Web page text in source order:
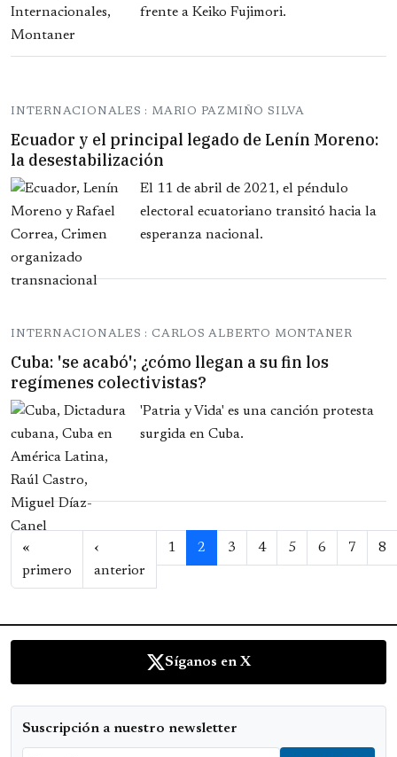
frente a Keiko Fujimori.
INTERNACIONALES : MARIO PAZMIÑO SILVA
Ecuador y el principal legado de Lenín Moreno:
la desestabilización
El 11 de abril de 2021, el péndulo
electoral ecuatoriano transitó hacia la
esperanza nacional.
INTERNACIONALES : CARLOS ALBERTO MONTANER
Cuba: 'se acabó'; ¿cómo llegan a su fin los
regímenes colectivistas?
'Patria y Vida' es una canción protesta
surgida en Cuba.
Paginación
«
primero Primera página
‹
anterior Página anterior
1 2 3 4 5 6 7 8
Síganos en X
Suscripción a nuestro newsletter